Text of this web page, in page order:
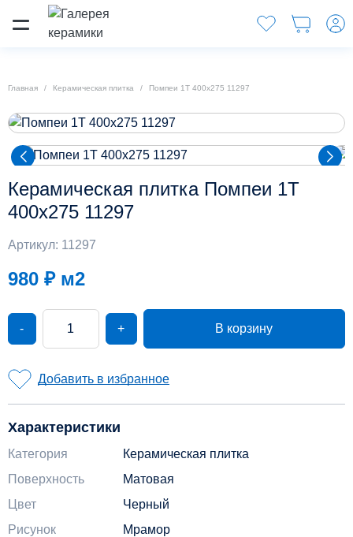
Главная Керамическая плитка Помпеи 1Т 400x275 11297
Керамическая плитка Помпеи 1Т
400x275 11297
Артикул: 11297
980 ₽м2
- + В корзину
Добавить в избранное
Характеристики
Категория
Керамическая плитка
Поверхность
Матовая
Цвет
Черный
Рисунок
Мрамор